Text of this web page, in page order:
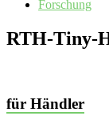
Forschung
RTH-Tiny-
für Händler